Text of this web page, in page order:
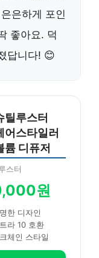
은하게 포인
좋아요. 덕
답니다! 😊
틸루스터
어스타일러
륨 디퓨저
스터
원
한 디자인
라 10 호환
체인 스타일